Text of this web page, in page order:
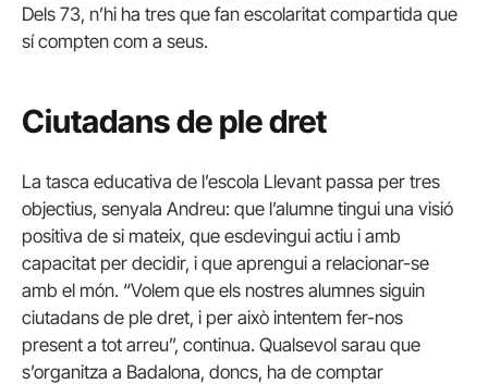
Dels 73, n’hi ha tres que fan escolaritat compartida que
sí compten com a seus.
Ciutadans de ple dret
La tasca educativa de l’escola Llevant passa per tres
objectius, senyala Andreu: que l’alumne tingui una visió
positiva de si mateix, que esdevingui actiu i amb
capacitat per decidir, i que aprengui a relacionar-se
amb el món. “Volem que els nostres alumnes siguin
ciutadans de ple dret, i per això intentem fer-nos
present a tot arreu”, continua. Qualsevol sarau que
s’organitza a Badalona, doncs, ha de comptar